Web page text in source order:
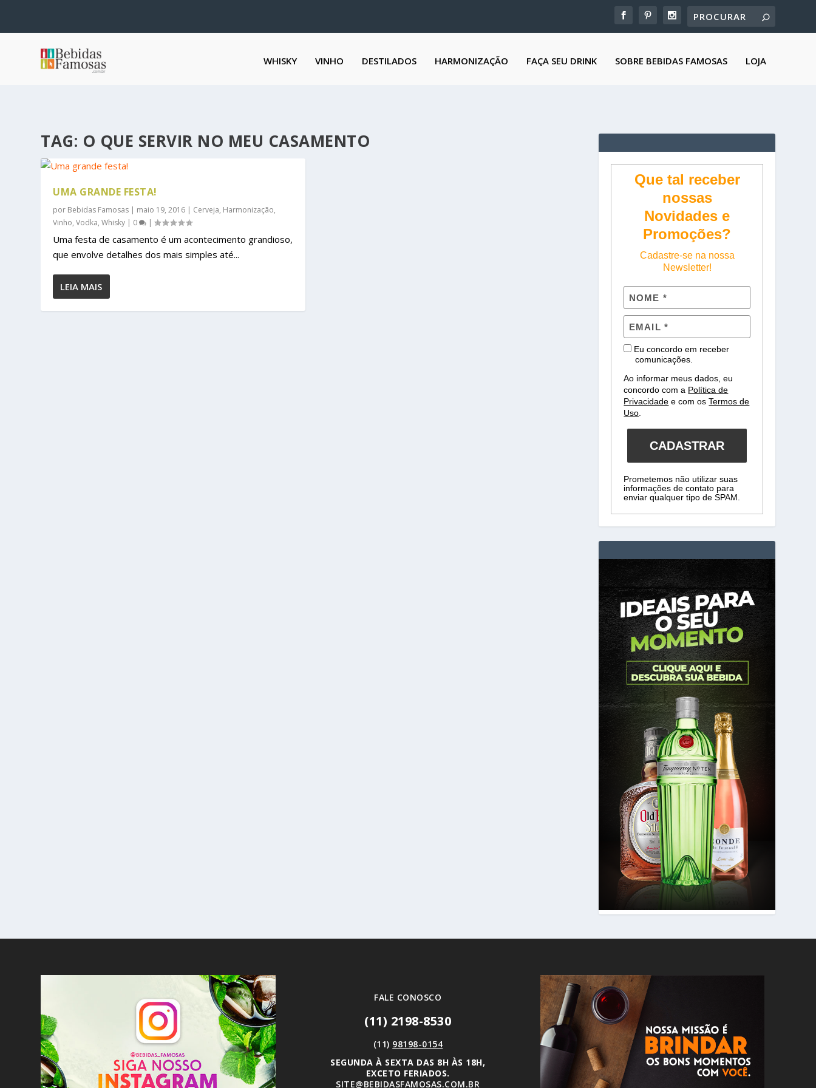
WHISKY VINHO DESTILADOS HARMONIZAÇÃO FAÇA SEU DRINK SOBRE BEBIDAS FAMOSAS LOJA
TAG: O QUE SERVIR NO MEU CASAMENTO
UMA GRANDE FESTA!
por Bebidas Famosas | maio 19, 2016 | Cerveja, Harmonização,
Vinho,Vodka,Whisky | 0 |
Uma festa de casamento é um acontecimento grandioso,
que envolve detalhes dos mais simples até...
LEIA MAIS
Que tal receber
nossas
Novidades e
Promoções?
Cadastre-se na nossa
Newsletter!
Eu concordo em receber
comunicações.
Ao informar meus dados, eu
concordo com a Política de
Privacidade e com osTermos de
Uso
CADASTRAR
Prometemos não utilizar suas
informações de contato para
enviar qualquer tipo de SPAM.
FALE CONOSCO
(11) 2198-8530
(11) 98198-0154
SEGUNDA À SEXTA DAS 8H ÀS 18H,
EXCETO FERIADOS.
SITE@BEBIDASFAMOSAS.COM.BR